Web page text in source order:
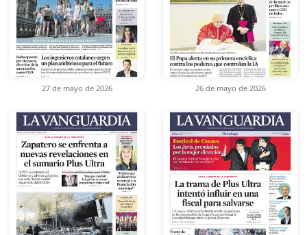
27 de mayo de 2026 26 de mayo de 2026